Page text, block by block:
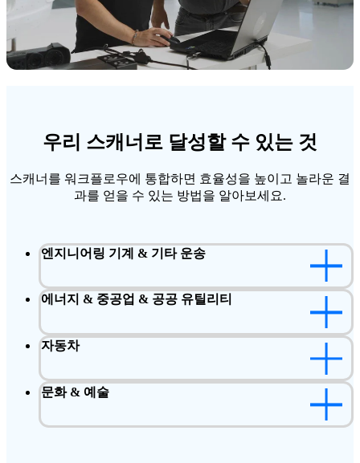
우리 스캐너로 달성할 수 있는 것
스캐너를 워크플로우에 통합하면 효율성을 높이고 놀라운 결
과를 얻을 수 있는 방법을 알아보세요.
엔지니어링 기계 & 기타 운송
에너지 & 중공업 & 공공 유틸리티
자동차
문화 & 예술